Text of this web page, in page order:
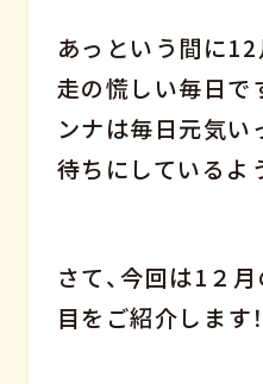
あっという間に
走の慌しい毎日で
ンナは毎日元気い
待ちにしているよ
さて、今回は1２
目をご紹介します！